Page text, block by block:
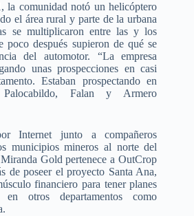
la comunidad notó un helicóptero
el área rural y parte de la urbana
se multiplicaron entre las y los
poco después supieron de qué se
del automotor. “La empresa
unas prospecciones en casi
Estaban prospectando en
Palocabildo, Falan y Armero
Internet junto a compañeros
municipios mineros al norte del
Gold pertenece a OutCrop
de poseer el proyecto Santa Ana,
financiero para tener planes
otros departamentos como